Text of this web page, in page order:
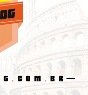
a
a